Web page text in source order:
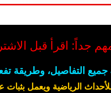
جداً: اقرأ قبل
التفاصيل، وطريقة